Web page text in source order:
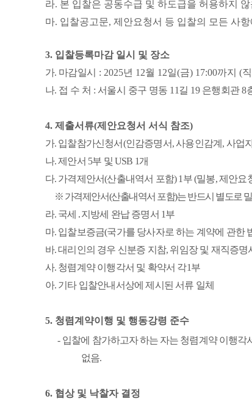
라. 본 입찰은 공동수급 및 하도급을 허용하지 않
마. 입찰공고문, 제안요청서 등 입찰의 모든 사
3. 입찰등록마감 일시 및 장소
가. 마감일시 : 2025년 12월 12일(금) 17:00까지 (
나. 접 수 처 : 서울시 중구 명동 11 길 19 은행회관8
4. 제출서류(제안요청서 서식 참조)
가. 입찰참가신청서(인감증명서,사용인감계 , 사업
나.제안서 5부 및USB 1개
다. 가격제안서(산출내역서 포함) 1 부(밀봉,제안요
※ 가격제안서(산출내역서 포함)는 반드시 별도로
라. 국세 ․지방세 완납 증명서 1부
마. 입찰보증금(국가를 당사자로 하는 계약에 관한
바.대리인의 경우 신분증 지참, 위임장 및 재직증명
사. 청렴계약 이행각서 및 확약서 각1부
아. 기타 입찰안내서상에 제시된 서류 일체
5. 청렴계약이행 및 행동강령 준수
- 입찰에 참가하고자 하는 자는 청렴계약 이행각
없음.
6. 협상 및 낙찰자 결정